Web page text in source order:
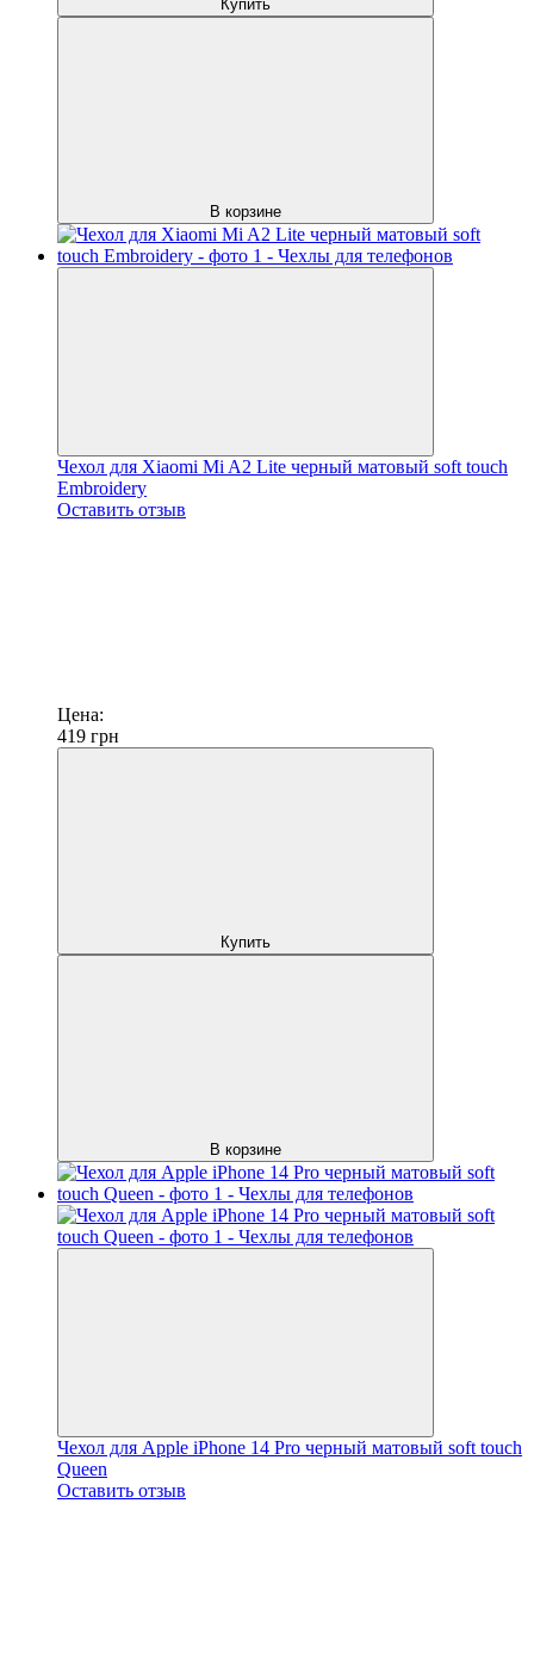
Купить
В корзине
Чехол для Xiaomi Mi A2 Lite черный матовый soft touch
Embroidery
Оставить отзыв
Цена:
419 грн
Купить
В корзине
Чехол для Apple iPhone 14 Pro черный матовый soft touch
Queen
Оставить отзыв